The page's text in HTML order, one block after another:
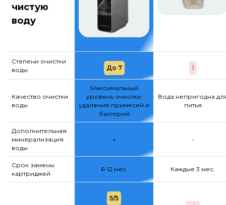
чистую
воду
Степени очистки
воды
До 7 1
Качество очистки
воды
Максимальный
уровень очистки:
удаление примесей и
бактерий
Вода непригодна
питья
Дополнительная
минерализация
воды
+ -
Срок замены
картриджей
6-12 мес. Каждые 3 мес.
5/5